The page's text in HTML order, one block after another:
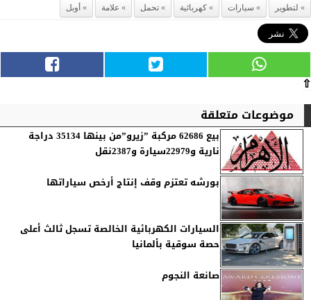
لتطوير
سيارات كهربائية تحمل علامة أوبل
⇧
موضوعات متعلقة
بيع 62686 مركبة ”زيرو”من بينها 35134 دراجة
نارية و22979سيارة و2387نقل
بورشه تعتزم وقف إنتاج أرخص سياراتها
السيارات الكهربائية الخالصة تسجل ثالث أعلى
حصة سوقية بألمانيا
صانعة النجوم